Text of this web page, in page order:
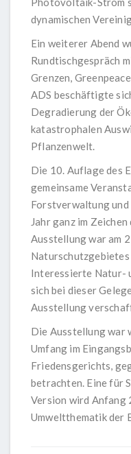
dynamischen
Ein weiterer Abend
Rundtischgespräch
Grenzen,
ADS beschäftigte
Degradierung der
katastrophalen
Pflanzenwelt.
Die 10. Auflage des
gemeinsame
Forstverwaltung und
Jahr ganz im
Ausstellung war am
Naturschutzgebietes
Interessierte Natur-
sich bei dieser
Ausstellung
Die Ausstellung war
Umfang im
Friedensgerichts,
betrachten. Eine für
Version wird Anfang
Umweltthematik der